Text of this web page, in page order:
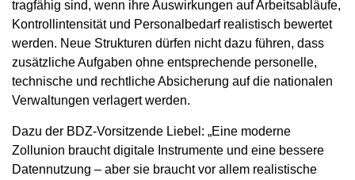
tragfähig sind, wenn ihre Auswirkungen auf Arbeitsabläufe,
Kontrollintensität und Personalbedarf realistisch bewertet
werden. Neue Strukturen dürfen nicht dazu führen, dass
zusätzliche Aufgaben ohne entsprechende personelle,
technische und rechtliche Absicherung auf die nationalen
Verwaltungen verlagert werden.
Dazu der BDZ-Vorsitzende Liebel: „Eine moderne
Zollunion braucht digitale Instrumente und eine bessere
Datennutzung – aber sie braucht vor allem realistische